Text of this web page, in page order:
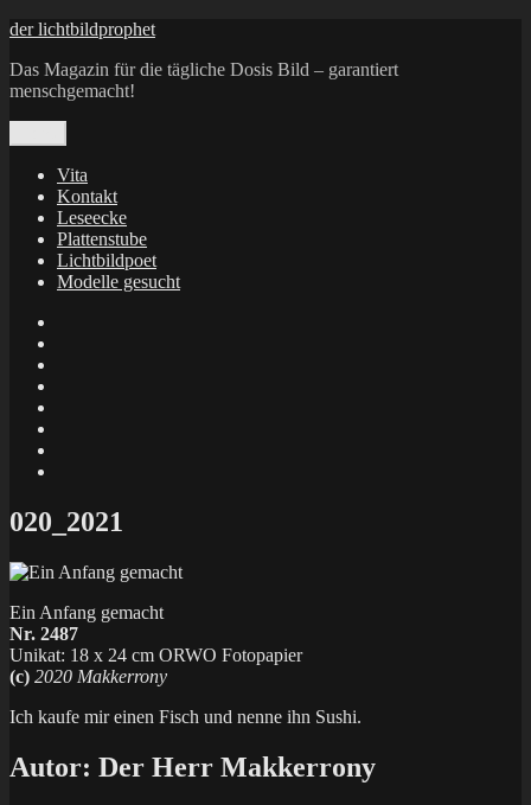
Zum
springen
der lichtbildprophet
Das Magazin für die tägliche Dosis Bild – garantiert
menschgemacht!
Vita
Kontakt
Leseecke
Plattenstube
Lichtbildpoet
Modelle gesucht
X
020_2021
Ein Anfang gemacht
Nr. 2487
Unikat: 18 x 24 cm ORWO Fotopapier
(c) 2020 Makkerrony
Ich kaufe mir einen Fisch und nenne ihn Sushi.
Autor: Der Herr Makkerrony